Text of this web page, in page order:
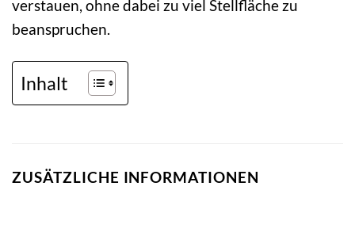
verstauen, ohne dabei zu viel Stellfläche zu
beanspruchen.
Inhalt
ZUSÄTZLICHE INFORMATIONEN